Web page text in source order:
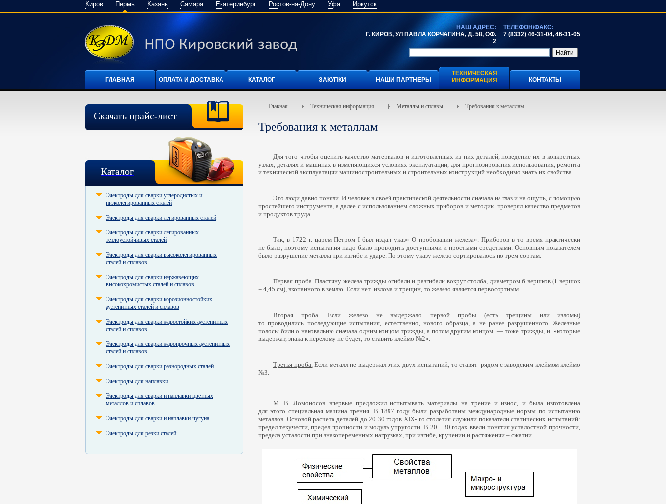
Киров Пермь Казань Самара Екатеринбург Ростов-на-Дону Уфа Иркутск
НАШ АДРЕС:
Г. КИРОВ, УЛ ПАВЛА КОРЧАГИНА, Д. 58, ОФ.
2
ТЕЛЕФОН/ФАКС:
7 (8332) 46-31-04, 46-31-05
ГЛАВНАЯ ОПЛАТА И ДОСТАВКА КАТАЛОГ ЗАКУПКИ НАШИ ПАРТНЕРЫ
ТЕХНИЧЕСКАЯ
ИНФОРМАЦИЯ
КОНТАКТЫ
Скачать прайс-лист
Каталог
Электроды для сварки углеродистых и
низколегированных сталей
Электроды для сварки легированных сталей
Электроды для сварки легированных
теплоустойчивых сталей
Электроды для сварки высоколегированных
сталей и сплавов
Электроды для сварки нержавеющих
высокохромистых сталей и сплавов
Электроды для сварки корозионностойких
аустенитных сталей и сплавов
Электроды для сварки жаростойких аустенитных
сталей и сплавов
Электроды для сварки жаропрочных аустенитных
сталей и сплавов
Электроды для сварки разнородных сталей
Электроды для наплавки
Электроды для сварки и наплавки цветных
металлов и сплавов
Электроды для сварки и наплавки чугуна
Электроды для резки сталей
Главная Техническая информация Металлы и сплавы Требования к металлам
Требования к металлам
Для того чтобы оценить качество материалов и изготовленных из них деталей, поведение их в конкретных
узлах, деталях и машинах в изменяющихся условиях эксплуатации, для прогнозирования использования, ремонта
и технической эксплуатации машиностроительных и строительных конструкций необходимо знать их свойства.
Это люди давно поняли. И человек в своей практической деятельности сначала на глаз и на ощупь, с помощью
простейшего инструмента, а далее с использованием сложных приборов и методик проверял качество предметов
и продуктов труда.
Так, в 1722 г. царем Петром І был издан указ» О пробовании железа». Приборов в то время практически
не было, поэтому испытания надо было проводить доступными и простыми средствами. Основным показателем
было разрушение металла при изгибе и ударе. По этому указу железо сортировалось по трем сортам.
Первая проба.Пластину железа трижды огибали и разгибали вокруг столба, диаметром 6 вершков (1 вершок
= 4,45 см), вкопанного в землю. Если нет излома и трещин, то железо является первосортным.
Вторая проба. Если железо не выдержало первой пробы (есть трещины или изломы)
то проводились последующие испытания, естественно, нового образца, а не ранее разрушенного. Железные
полосы били о наковальню сначала одним концом трижды, а потом другим концом — тоже трижды, и «которые
выдержат, знака к перелому не будет, то ставить клеймо №2».
Третья проба.Если металл не выдержал этих двух испытаний, то ставят рядом с заводским клеймом клеймо
№3.
М. В. Ломоносов впервые предложил испытывать материалы на трение и износ, и была изготовлена
для этого специальная машина трения. В 1897 году были разработаны международные нормы по испытанию
металлов. Основой расчета деталей до 20 30 годов ХΙХ- го столетия служили показатели статических испытаний:
предел текучести, предел прочности и модуль упругости. В 20…30 годах ввели понятия усталостной прочности,
предела усталости при знакопеременных нагрузках, при изгибе, кручении и растяжении – сжатии.